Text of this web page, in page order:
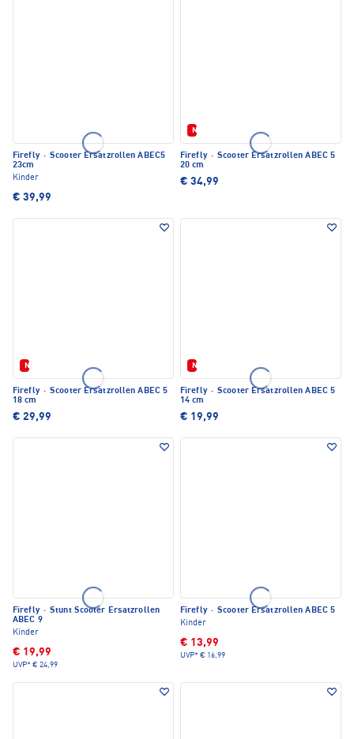
Firefly · Scooter Ersatzrollen ABEC5
23cm
Kinder
€ 39,99
Neu
Firefly · Scooter Ersatzrollen ABEC 5
20 cm
€ 34,99
Neu
Firefly · Scooter Ersatzrollen ABEC 5
18 cm
€ 29,99
Neu
Firefly · Scooter Ersatzrollen ABEC 5
14 cm
€ 19,99
Firefly · Stunt Scooter Ersatzrollen
ABEC 9
Kinder
€ 19,99
UVP* € 24,99
Firefly · Scooter Ersatzrollen ABEC 5
Kinder
€ 13,99
UVP* € 16,99